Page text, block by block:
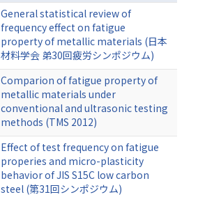
General statistical review of
frequency effect on fatigue
property of metallic materials (日本
材料学会 弟30回疲労シンポジウム)
Comparion of fatigue property of
metallic materials under
conventional and ultrasonic testing
methods (TMS 2012)
Effect of test frequency on fatigue
properies and micro-plasticity
behavior of JIS S15C low carbon
steel (第31回シンポジウム)